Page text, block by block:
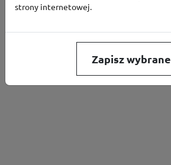
strony internetowej.
Zapisz wybrane